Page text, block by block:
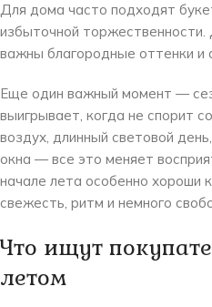
Для дома часто подходят
избыточной
важны благородные оттенки и
Еще один важный момент —
выигрывает, когда не спорит
воздух, длинный световой
окна — все это меняет
начале лета особенно хороши
свежесть, ритм и немного
Что ищут
летом